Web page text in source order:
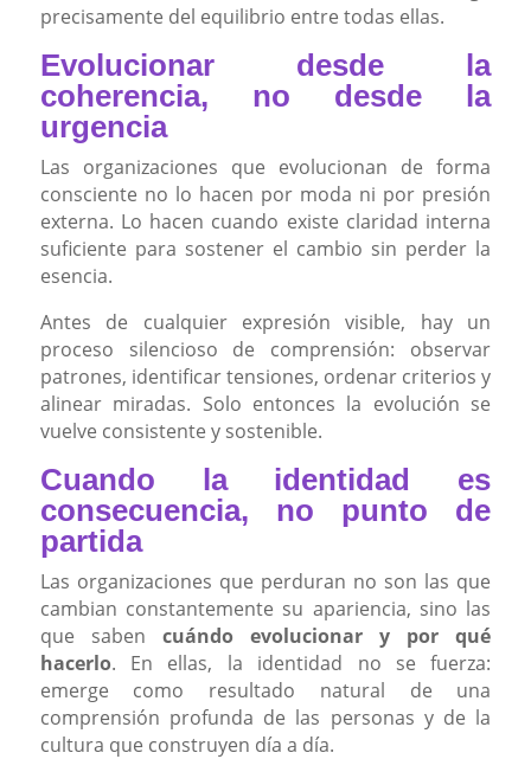
precisamente del equilibrio entre todas ellas.
Evolucionar desde la
coherencia, no desde la
urgencia
Las organizaciones que evolucionan de forma
consciente no lo hacen por moda ni por presión
externa. Lo hacen cuando existe claridad interna
suficiente para sostener el cambio sin perder la
esencia.
Antes de cualquier expresión visible, hay un
proceso silencioso de comprensión: observar
patrones, identificar tensiones, ordenar criterios y
alinear miradas. Solo entonces la evolución se
vuelve consistente y sostenible.
Cuando la identidad es
consecuencia, no punto de
partida
Las organizaciones que perduran no son las que
cambian constantemente su apariencia, sino las
que saben cuándo evolucionar y por qué
hacerlo. En ellas, la identidad no se fuerza:
emerge como resultado natural de una
comprensión profunda de las personas y de la
cultura que construyen día a día.